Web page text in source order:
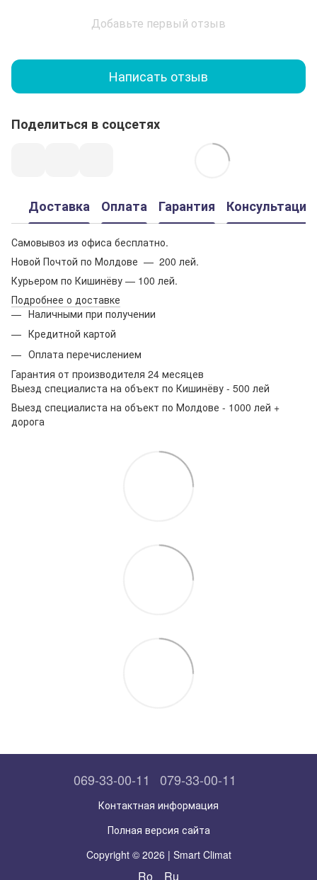
Добавьте первый отзыв
Написать отзыв
Поделиться в соцсетях
Доставка Оплата Гарантия Консультация
Самовывоз из офиса бесплатно.
Новой Почтой по Молдове — 200 лей.
Курьером по Кишинёву — 100 лей.
Подробнее о доставке
Наличными при получении
Кредитной картой
Оплата перечислением
Гарантия от производителя 24 месяцев
Выезд специалиста на объект по Кишинёву - 500 лей
Выезд специалиста на объект по Молдове - 1000 лей +
дорога
069-33-00-11 079-33-00-11
Контактная информация
Полная версия сайта
Copyright © 2026 | Smart Climat
Ro Ru